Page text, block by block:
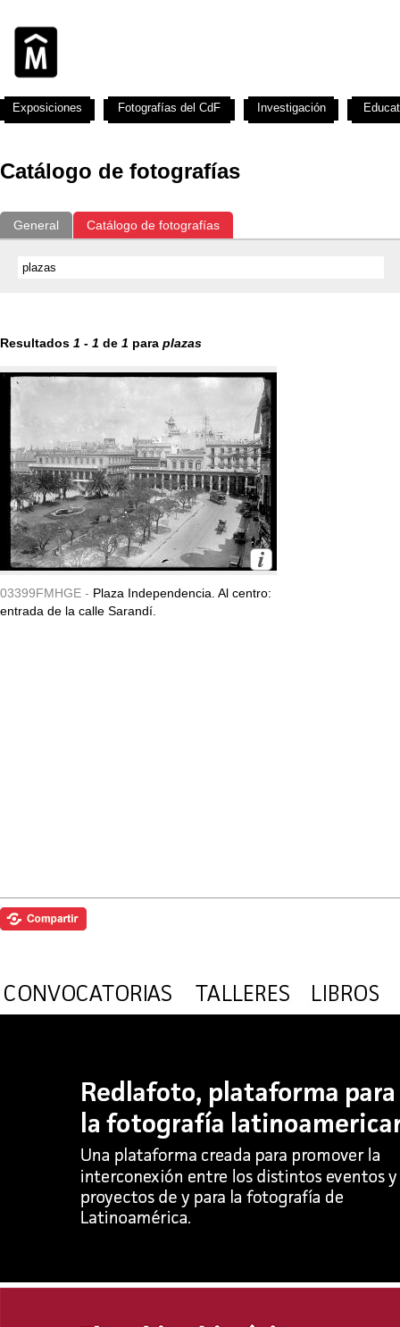
Catálogo de fotografías
General Catálogo de fotografías
Resultados 1 - 1 de 1 para plazas
03399FMHGE - Plaza Independencia. Al centro:
entrada de la calle Sarandí.
Exposiciones Fotografías del CdF Investigación